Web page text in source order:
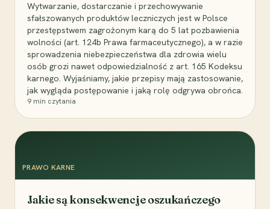
Wytwarzanie, dostarczanie i przechowywanie
sfałszowanych produktów leczniczych jest w Polsce
przestępstwem zagrożonym karą do 5 lat pozbawienia
wolności (art. 124b Prawa farmaceutycznego), a w razie
sprowadzenia niebezpieczeństwa dla zdrowia wielu
osób grozi nawet odpowiedzialność z art. 165 Kodeksu
karnego. Wyjaśniamy, jakie przepisy mają zastosowanie,
jak wygląda postępowanie i jaką rolę odgrywa obrońca.
9 min czytania
PRAWO KARNE
Jakie są konsekwencje oszukańczego